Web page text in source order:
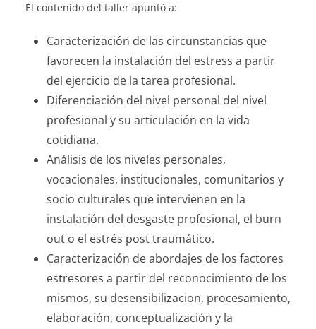
El contenido del taller apuntó a:
Caracterización de las circunstancias que
favorecen la instalación del estress a partir
del ejercicio de la tarea profesional.
Diferenciación del nivel personal del nivel
profesional y su articulación en la vida
cotidiana.
Análisis de los niveles personales,
vocacionales, institucionales, comunitarios y
socio culturales que intervienen en la
instalación del desgaste profesional, el burn
out o el estrés post traumático.
Caracterización de abordajes de los factores
estresores a partir del reconocimiento de los
mismos, su desensibilizacion, procesamiento,
elaboración, conceptualización y la